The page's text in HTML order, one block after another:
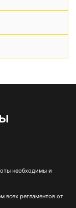
необходимы и
всех регламентов от